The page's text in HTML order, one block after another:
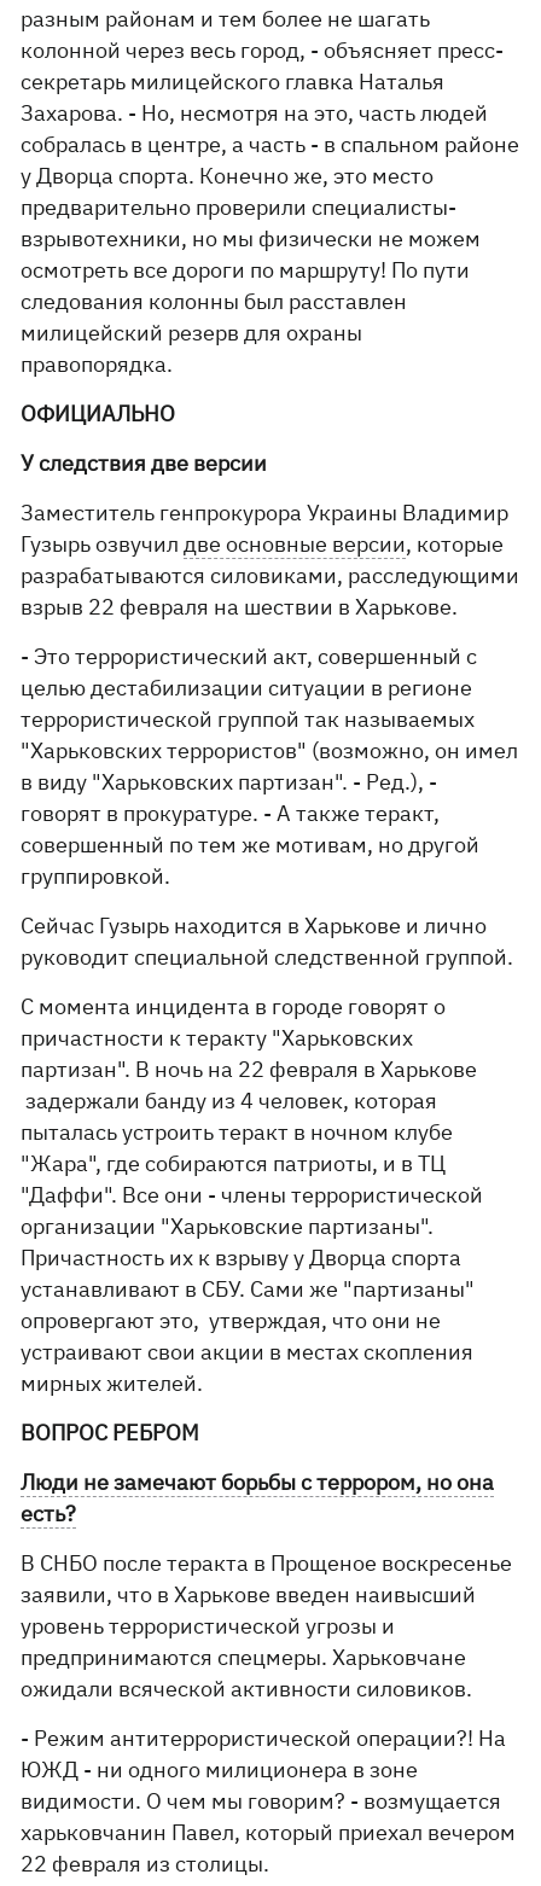
разным районам и тем более не шагать
колонной через весь город, - объясняет пресс-
секретарь милицейского главка Наталья
Захарова. - Но, несмотря на это, часть людей
собралась в центре, а часть - в спальном районе
у Дворца спорта. Конечно же, это место
предварительно проверили специалисты-
взрывотехники, но мы физически не можем
осмотреть все дороги по маршруту! По пути
следования колонны был расставлен
милицейский резерв для охраны
правопорядка.
ОФИЦИАЛЬНО
У следствия две версии
Заместитель генпрокурора Украины Владимир
Гузырь озвучилдве основные версии, которые
разрабатываются силовиками, расследующими
взрыв 22 февраля на шествии в Харькове.
- Это террористический акт, совершенный с
целью дестабилизации ситуации в регионе
террористической группой так называемых
"Харьковских террористов" (возможно, он имел
в виду "Харьковских партизан". - Ред.), -
говорят в прокуратуре. - А также теракт,
совершенный по тем же мотивам, но другой
группировкой.
Сейчас Гузырь находится в Харькове и лично
руководит специальной следственной группой.
С момента инцидента в городе говорят о
причастности к тер­акту "Харьковских
партизан". В ночь на 22 февраля в Харькове
задержали банду из 4 человек, которая
пыталась устроить теракт в ночном клубе
"Жара", где собираются патриоты, и в ТЦ
"Даффи". Все они - члены террористической
организации "Харьковские партизаны".
Причастность их к взрыву у Дворца спорта
устанавливают в СБУ. Сами же "партизаны"
опровергают это, утверждая, что они не
устраивают свои акции в местах скопления
мирных жителей.
ВОПРОС РЕБРОМ
Люди не замечают борьбы с террором, но она
есть?
В СНБО после теракта в Прощеное воскресенье
заявили, что в Харькове введен наивысший
уровень террористической угрозы и
предпринимаются спецмеры. Харьковчане
ожидали всяческой активности силовиков.
- Режим антитеррористической операции?! На
ЮЖД - ни одного милиционера в зоне
видимости. О чем мы говорим? - возмущается
харьковчанин Павел, который приехал вечером
22 февраля из столицы.